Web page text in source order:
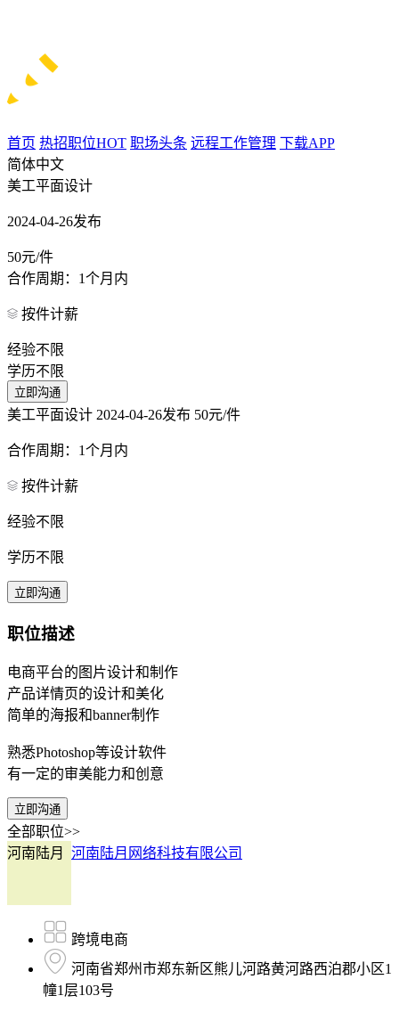
首页 热招职位HOT 职场头条 远程工作管理 下载APP
简体中文
美工平面设计
2024-04-26发布
50元/件
合作周期：1个月内
按件计薪
经验不限
学历不限
立即沟通
美工平面设计 2024-04-26发布 50元/件
合作周期：1个月内
按件计薪
经验不限
学历不限
立即沟通
职位描述
电商平台的图片设计和制作
产品详情页的设计和美化
简单的海报和banner制作
熟悉Photoshop等设计软件
有一定的审美能力和创意
立即沟通
全部职位>>
河南陆月
河南陆月网络科技有限公司
跨境电商
河南省郑州市郑东新区熊儿河路黄河路西泊郡小区1
幢1层103号